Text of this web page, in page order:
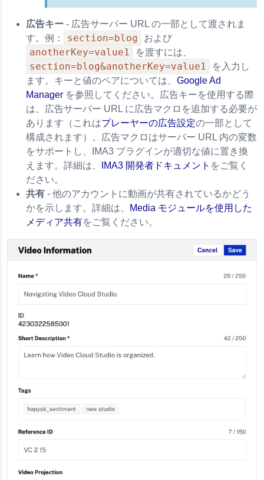
広告キー - 広告サーバー URL の一部として渡されま
す。例：
section=blog および
anotherKey=value1 を渡すには、
section=blog&anotherKey=value1
を入力し
ます。キーと値のペアについては、 Google Ad
Manager を参照してください。広告キーを使用する際
は、広告サーバー URL に広告マクロを追加する必要が
あります（これはプレーヤーの広告設定の一部として
構成されます）。広告マクロはサーバー URL 内の変数
をサポートし、IMA3 プラグインが適切な値に置き換
えます。詳細は、
IMA3 開発者ドキュメント をご覧く
ださい。
共有 - 他のアカウントに動画が共有されているかどう
かを示します。詳細は、
Media モジュールを使用した
メディア共有をご覧ください。